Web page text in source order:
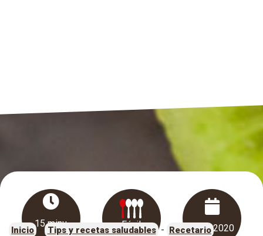
15 minu Fácil 1 abr 2020
Inicio - Tips y recetas saludables - Recetario -